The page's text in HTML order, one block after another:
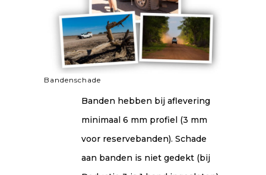
Bandenschade
Banden hebben bij aflevering
minimaal 6 mm profiel (3 mm
voor reservebanden). Schade
aan banden is niet gedekt (bij